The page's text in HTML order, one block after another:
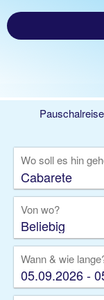
Pauschalreise
Kreuzfahrten
Privattransfer
Wo soll es hin
Von wo?
Beliebig
Wann & wie
05.09.2026 -